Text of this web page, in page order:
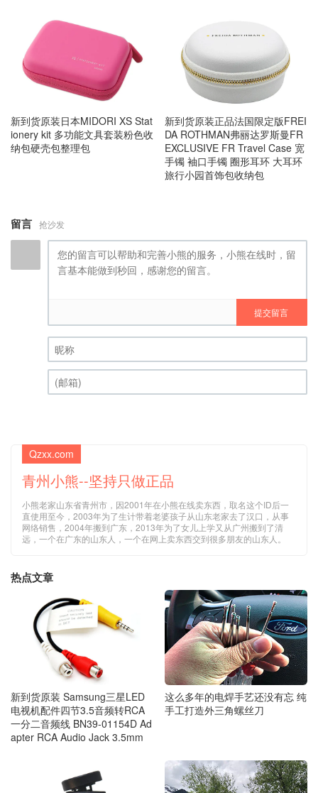
新到货原装日本MIDORI XS Stat
ionery kit 多功能文具套装粉色收
纳包硬壳包整理包
新到货原装正品法国限定版FREI
DA ROTHMAN弗丽达罗斯曼FR
EXCLUSIVE FR Travel Case 宽
手镯 袖口手镯 圈形耳环 大耳环
旅行小园首饰包收纳包
留言 抢沙发
提交留言
昵称 (必填)
Qzxx.com
青州小熊--坚持只做正品
小熊老家山东省青州市，因2001年在小熊在线卖东西，取名这个ID后一
直使用至今，2003年为了生计带着老婆孩子从山东老家去了汉口，从事
网络销售，2004年搬到广东，2013年为了女儿上学又从广州搬到了清
远，一个在广东的山东人，一个在网上卖东西交到很多朋友的山东人。
热点文章
新到货原装 Samsung三星LED
电视机配件四节3.5音频转RCA
一分二音频线 BN39-01154D Ad
apter RCA Audio Jack 3.5mm
这么多年的电焊手艺还没有忘 纯
手工打造外三角螺丝刀